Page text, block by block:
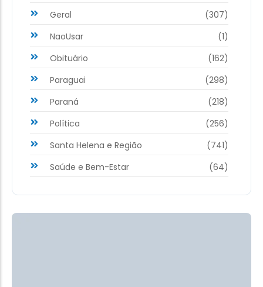
Geral
(307)
NaoUsar
(1)
Obituário
(162)
Paraguai
(298)
Paraná
(218)
Política
(256)
Santa Helena e Região
(741)
Saúde e Bem-Estar
(64)